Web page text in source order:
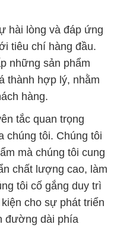
hợp lý, nhằm
hàng.
tắc quan trọng
tôi. Chúng tôi
mà chúng tôi cung
chất lượng cao, làm
tôi cố gắng duy trì
cho sự phát triển
đường dài phía
có khả năng đáp
chất, phục vụ cho
sản xuất khác
của chúng tôi là